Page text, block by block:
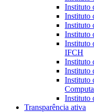
Instituto
Instituto
Instituto
Instituto
Instituto
IFCH
Instituto
Instituto
Instituto
Instituto
Transparência ativa